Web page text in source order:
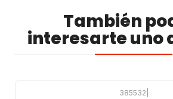
También
interesarte uno
385532